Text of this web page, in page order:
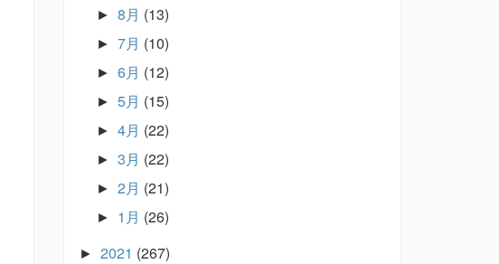
► 8月 (13)
► 7月 (10)
► 6月 (12)
► 5月 (15)
► 4月 (22)
► 3月 (22)
► 2月 (21)
► 1月 (26)
► 2021 (267)